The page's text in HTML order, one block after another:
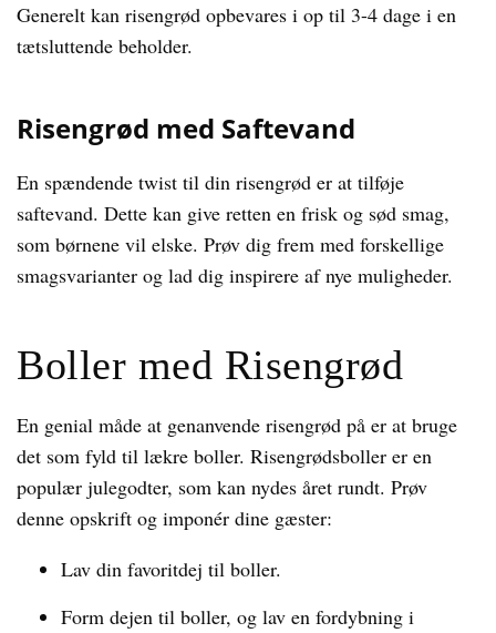
Generelt kan risengrød opbevares i op til 3-4 dage i en
tætsluttende beholder.
Risengrød med Saftevand
En spændende twist til din risengrød er at tilføje
saftevand. Dette kan give retten en frisk og sød smag,
som børnene vil elske. Prøv dig frem med forskellige
smagsvarianter og lad dig inspirere af nye muligheder.
Boller med Risengrød
En genial måde at genanvende risengrød på er at bruge
det som fyld til lækre boller. Risengrødsboller er en
populær julegodter, som kan nydes året rundt. Prøv
denne opskrift og imponér dine gæster:
Lav din favoritdej til boller.
Form dejen til boller, og lav en fordybning i